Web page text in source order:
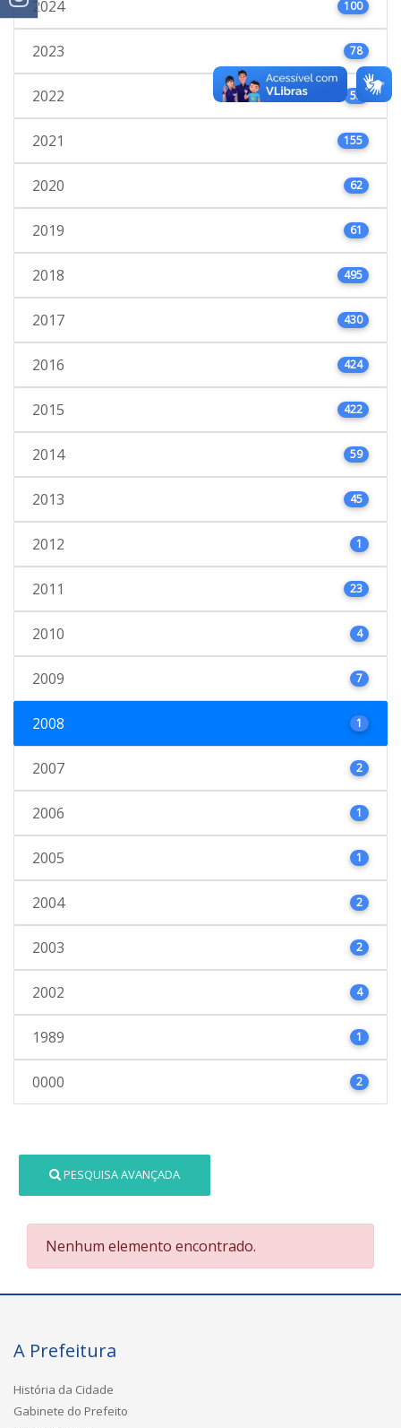
2024 100
2023 78
2022 53
2021 155
2020 62
2019 61
2018 495
2017 430
2016 424
2015 422
2014 59
2013 45
2012 1
2011 23
2010 4
2009 7
2008 1
2007 2
2006 1
2005 1
2004 2
2003 2
2002 4
1989 1
0000 2
PESQUISA AVANÇADA
Nenhum elemento encontrado.
A Prefeitura
História da Cidade
Gabinete do Prefeito